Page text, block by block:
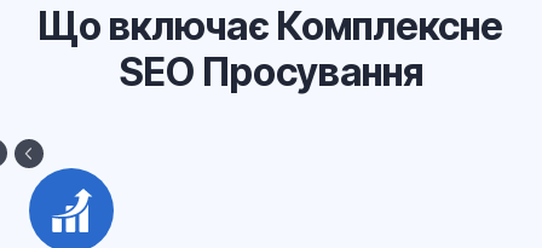
Що включає Комплексне
SEO Просування